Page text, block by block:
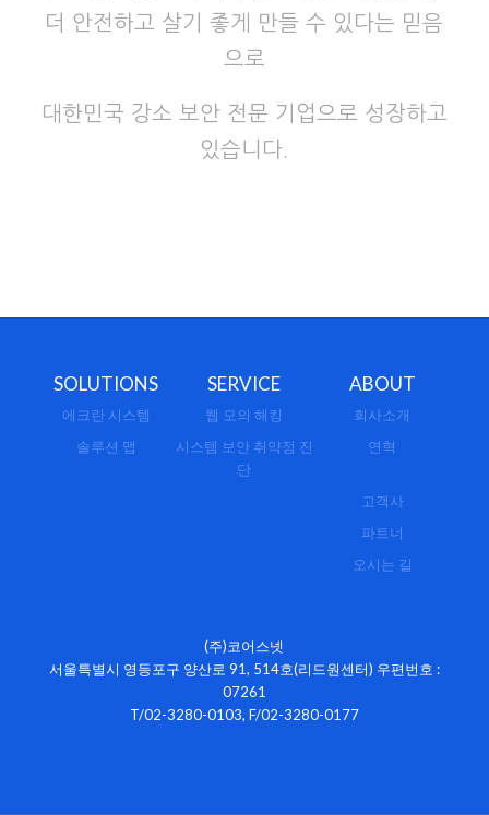
더 안전하고 살기 좋게 만들 수 있다는 믿음
으로
대한민국 강소 보안 전문 기업으로 성장하고
있습니다.
SOLUTIONS SERVICE ABOUT
에크란 시스템 웹 모의 해킹
회사소개
솔루션 맵
시스템 보안 취약점 진
단
연혁
고객사
파트너
오시는 길
(주)코어스넷
서울특별시 영등포구 양산로 91, 514호(리드원센터) 우편번호 :
07261
T/02-3280-0103, F/02-3280-0177